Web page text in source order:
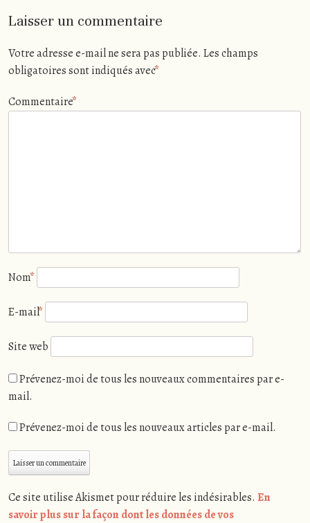
Laisser un commentaire
Votre adresse e-mail ne sera pas publiée. Les champs
obligatoires sont indiqués avec*
Commentaire*
Nom*
E-mail*
Site web
Prévenez-moi de tous les nouveaux commentaires par e-
mail.
Prévenez-moi de tous les nouveaux articles par e-mail.
Ce site utilise Akismet pour réduire les indésirables. En
savoir plus sur la façon dont les données de vos